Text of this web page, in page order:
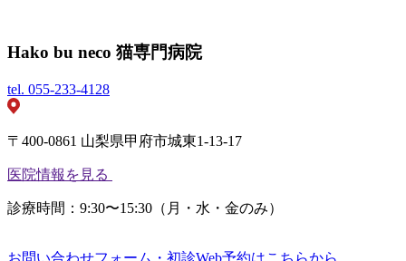
Hako bu neco 猫専門病院
tel. 055-233-4128
〒400-0861 山梨県甲府市城東1-13-17
医院情報を見る
診療時間：9:30〜15:30（月・水・金のみ）
お問い合わせフォーム・初診Web予約はこちらから